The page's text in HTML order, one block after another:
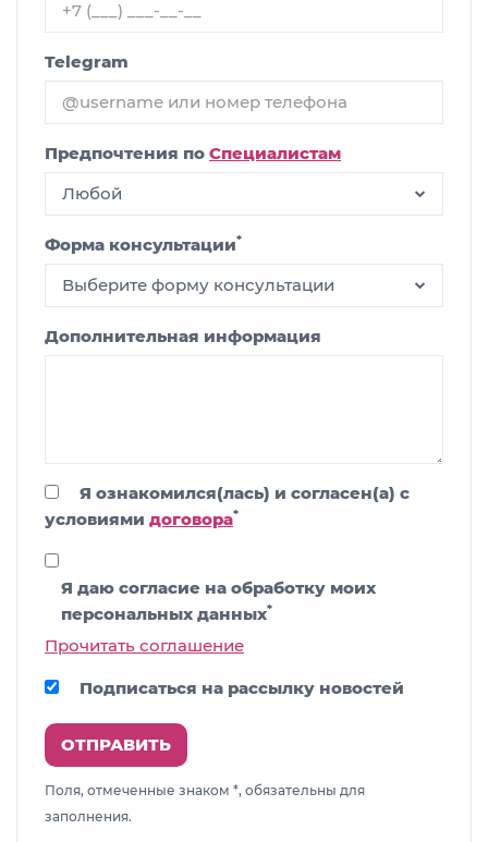
Telegram
Предпочтения по Специалистам
Любой
Форма консультации*
Выберите форму консультации
Дополнительная информация
Я ознакомился(лась) и согласен(а) с
условиями договора*
Я даю согласие на обработку моих
персональных данных*
Прочитать соглашение
Подписаться на рассылку новостей
ОТПРАВИТЬ
Поля, отмеченные знаком *, обязательны для
заполнения.